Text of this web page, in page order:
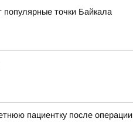
точки Байкала
пациентку после операции